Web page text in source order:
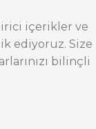
içerikler ve
ediyoruz. Size
bilinçli